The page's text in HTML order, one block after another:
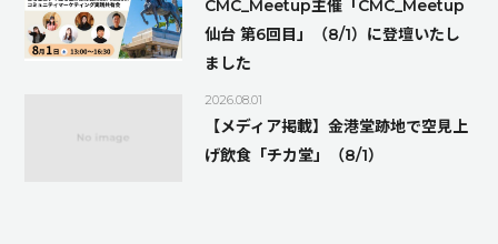
CMC_Meetup主催「CMC_Meetup
仙台 第6回目」（8/1）に登壇いたし
ました
2026.08.01
【メディア掲載】金港堂跡地で空見上
げ飲食「チカ堂」（8/1）